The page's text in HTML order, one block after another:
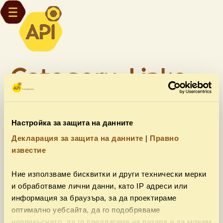
Настройка за защита на данните
Декларация за защита на данните | Правно
известие
Ние използваме бисквитки и други технически мерки
и обработваме лични данни, като IP адреси или
информация за браузъра, за да проектираме
оптимално уебсайта, да го подобряваме
Category: Links
websites
It seems we can't find what you're looking for.
Споделете тази страница